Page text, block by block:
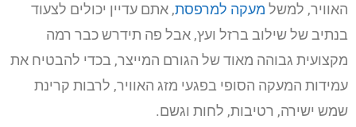
האוויר, למשל מעקה למרפסת, אתם עדיין יכולים לצעוד
בנתיב של שילוב ברזל ועץ, אבל פה תידרש כבר רמה
מקצועית גבוהה מאוד של הגורם המייצר, בכדי להבטיח את
עמידות המעקה הסופי בפגעי מזג האוויר, לרבות קרינת
שמש ישירה, רטיבות, לחות וגשם.